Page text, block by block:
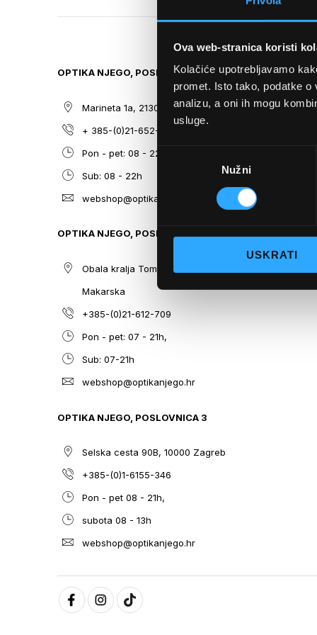
Ova web-stranica koristi
Kolačiće upotrebljavamo
promet. Isto tako, podatke
analizu, a oni ih mogu
usluge.
Odabir
Nužni
USKRATI
THE
THE
GALLERY
OPTIKA NJEGO, POSLOVNICA 1
Marineta 1a, 21300 Makarska
+ 385-(0)21-652-102
Pon - pet: 08 - 22h,
Sub: 08 - 22h
webshop@optikanjego.hr
OPTIKA NJEGO, POSLOVNICA 2
Obala kralja Tomislava 14, 21300
Makarska
+385-(0)21-612-709
Pon - pet: 07 - 21h,
Sub: 07-21h
webshop@optikanjego.hr
OPTIKA NJEGO, POSLOVNICA 3
Selska cesta 90B, 10000 Zagreb
+385-(0)1-6155-346
Pon - pet 08 - 21h,
subota 08 - 13h
webshop@optikanjego.hr
SITEMAP
O nama
Optika